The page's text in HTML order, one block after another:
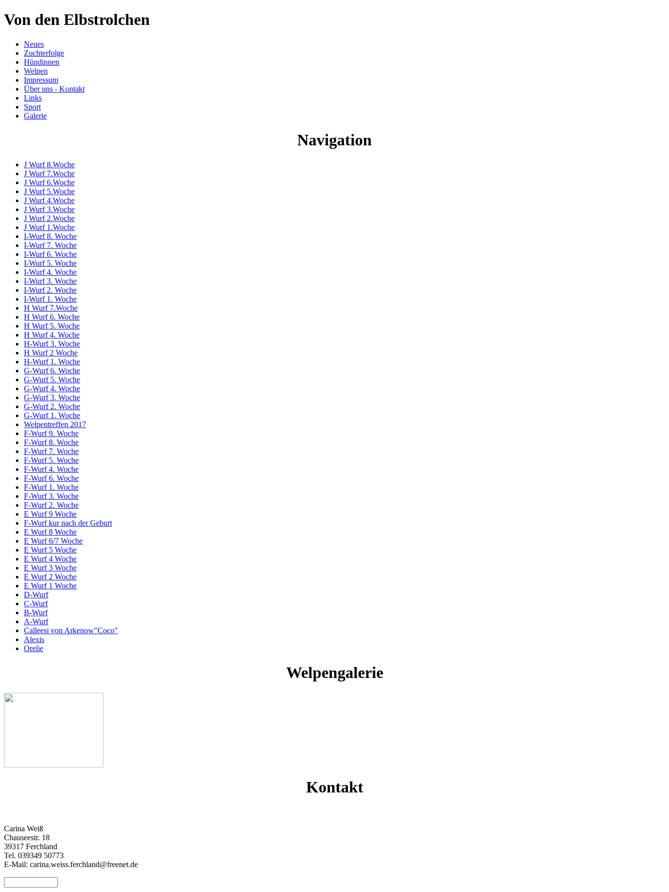
Von den Elbstrolchen
Neues
Zuchterfolge
Hündinnen
Welpen
Impressum
Über uns - Kontakt
Links
Sport
Galerie
Navigation
J Wurf 8.Woche
J Wurf 7.Woche
J Wurf 6.Woche
J Wurf 5.Woche
J Wurf 4.Woche
J Wurf 3.Woche
J Wurf 2.Woche
J Wurf 1.Woche
I-Wurf 8. Woche
I-Wurf 7. Woche
I-Wurf 6. Woche
I-Wurf 5. Woche
I-Wurf 4. Woche
I-Wurf 3. Woche
I-Wurf 2. Woche
I-Wurf 1. Woche
H Wurf 7.Woche
H Wurf 6. Woche
H Wurf 5. Woche
H Wurf 4. Woche
H-Wurf 3. Woche
H Wurf 2 Woche
H-Wurf 1. Woche
G-Wurf 6. Woche
G-Wurf 5. Woche
G-Wurf 4. Woche
G-Wurf 3. Woche
G-Wurf 2. Woche
G-Wurf 1. Woche
Welpentreffen 2017
F-Wurf 9. Woche
F-Wurf 8. Woche
F-Wurf 7. Woche
F-Wurf 5. Woche
F-Wurf 4. Woche
F-Wurf 6. Woche
F-Wurf 1. Woche
F-Wurf 3. Woche
F-Wurf 2. Woche
E Wurf 9 Woche
F-Wurf kur nach der Geburt
E Wurf 8 Woche
E Wurf 6/7 Woche
E Wurf 5 Woche
E Wurf 4 Woche
E Wurf 3 Woche
E Wurf 2 Woche
E Wurf 1 Woche
D-Wurf
C-Wurf
B-Wurf
A-Wurf
Calleesi von Arkenow"Coco"
Alexis
Orelie
Welpengalerie
Kontakt
Carina Weiß
Chauseestr. 18
39317 Ferchland
Tel. 039349 50773
E-Mail: carina.weiss.ferchland@freenet.de